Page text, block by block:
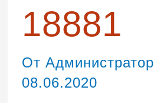
18881
От Администратор
08.06.2020
записям